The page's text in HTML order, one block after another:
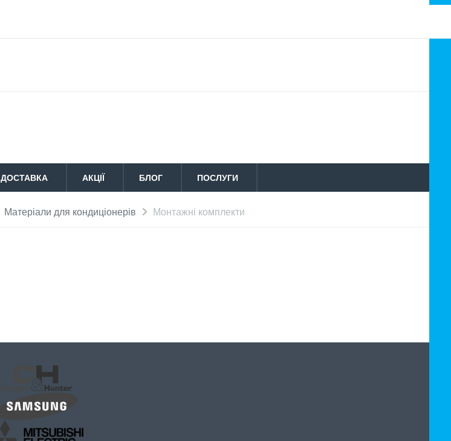
ДОСТАВКА АКЦІЇ БЛОГ ПОСЛУГИ
Матеріали для кондиціонерів Монтажні комплекти